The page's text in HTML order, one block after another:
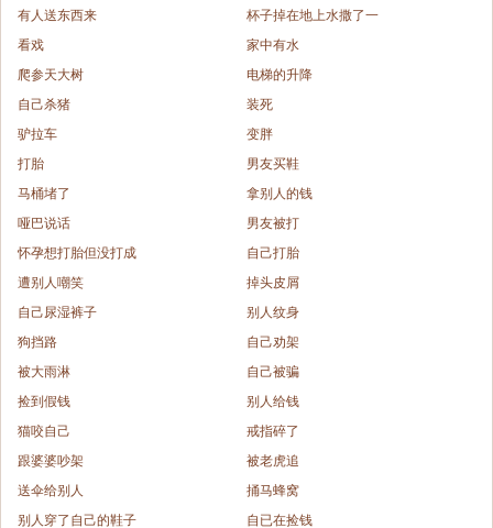
有人送东西来
杯子掉在地上水撒了一
看戏
家中有水
爬参天大树
电梯的升降
自己杀猪
装死
驴拉车
变胖
打胎
男友买鞋
马桶堵了
拿别人的钱
哑巴说话
男友被打
怀孕想打胎但没打成
自己打胎
遭别人嘲笑
掉头皮屑
自己尿湿裤子
别人纹身
狗挡路
自己劝架
被大雨淋
自己被骗
捡到假钱
别人给钱
猫咬自己
戒指碎了
跟婆婆吵架
被老虎追
送伞给别人
捅马蜂窝
别人穿了自己的鞋子
自已在捡钱